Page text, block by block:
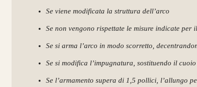
Se viene modificata la struttura dell’arco
Se non vengono rispettate le misure indicate per
Se si arma l’arco in modo scorretto,
Se si modifica l’impugnatura, sostituendo il
Se l’armamento supera di 1,5 pollici, l’allungo